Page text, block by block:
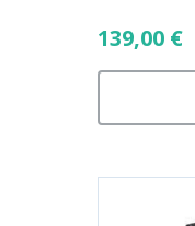
139,00 €